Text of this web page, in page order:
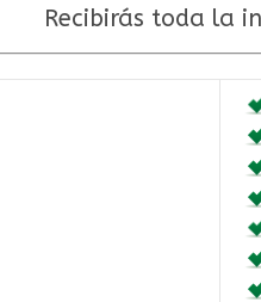
Recibirás toda la